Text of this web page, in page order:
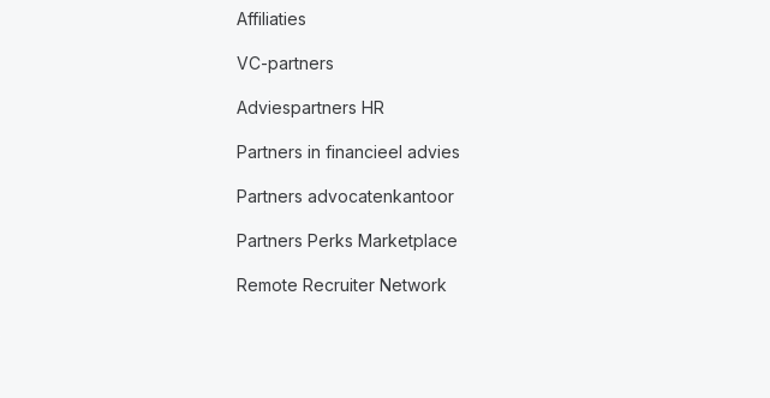
Affiliaties
VC-partners
Adviespartners HR
Partners in financieel advies
Partners advocatenkantoor
Partners Perks Marketplace
Remote Recruiter Network